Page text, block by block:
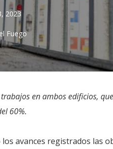
2023
Fuego
en ambos edificios,
60%.
avances registrados las